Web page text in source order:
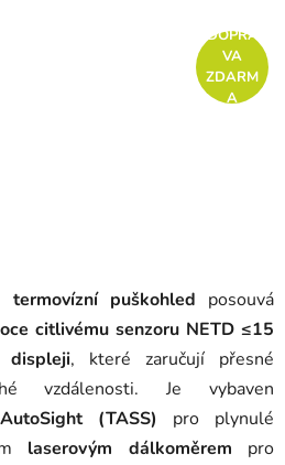
puškohled posouvá
citlivému senzoru NETD ≤15
displeji, které zaručují přesné
vzdálenosti. Je vybaven
(TASS) pro plynulé
laserovým dálkoměrem pro
DOPRA
VA
ZDARM
A